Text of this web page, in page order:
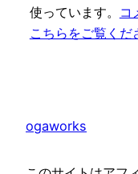
使っています。
コ
こちらをご覧くだ
ogaworks